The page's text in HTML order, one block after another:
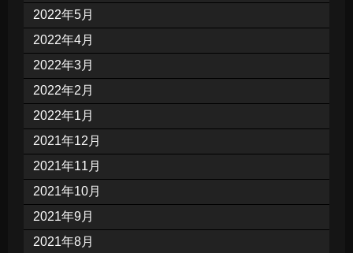
2022年5月
2022年4月
2022年3月
2022年2月
2022年1月
2021年12月
2021年11月
2021年10月
2021年9月
2021年8月